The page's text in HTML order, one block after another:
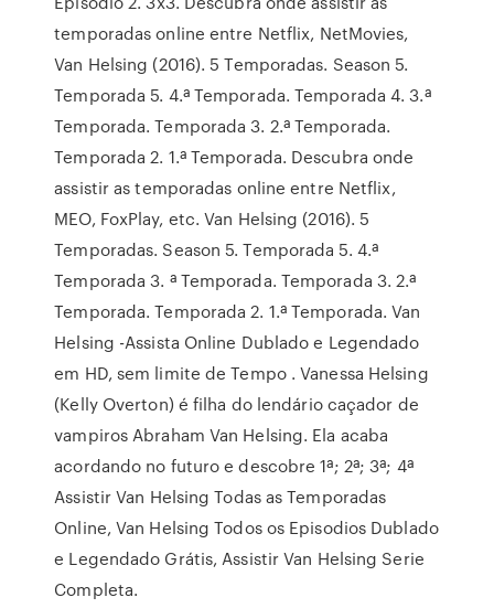
temporadas online entre Netflix, NetMovies,
Van Helsing (2016). 5 Temporadas. Season 5.
Temporada 5. 4.ª Temporada. Temporada 4. 3.ª
Temporada. Temporada 3. 2.ª Temporada.
Temporada 2. 1.ª Temporada. Descubra onde
assistir as temporadas online entre Netflix,
MEO, FoxPlay, etc. Van Helsing (2016). 5
Temporadas. Season 5. Temporada 5. 4.ª
Temporada 3. ª Temporada. Temporada 3. 2.ª
Temporada. Temporada 2. 1.ª Temporada. Van
Helsing -Assista Online Dublado e Legendado
em HD, sem limite de Tempo . Vanessa Helsing
(Kelly Overton) é filha do lendário caçador de
vampiros Abraham Van Helsing. Ela acaba
acordando no futuro e descobre 1ª; 2ª; 3ª; 4ª
Assistir Van Helsing Todas as Temporadas
Online, Van Helsing Todos os Episodios Dublado
e Legendado Grátis, Assistir Van Helsing Serie
Completa.